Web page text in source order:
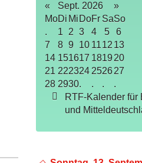
«
Sept. 2026
»
MoDi Mi DoFr SaSo
.
1 2 3 4 5
6
7
8 9 10 1112 13
14 151617 1819 20
21 222324 2526 27
28 2930. . .
.
RTF-Kalender für
und